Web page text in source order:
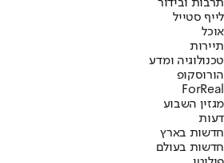
תרבות ובידור
לייף סטייל
אוכל
תיירות
טכנולוגיה ומדע
הורוסקופ
ForReal
מגזין השבוע
דעות
חדשות בארץ
חדשות בעולם